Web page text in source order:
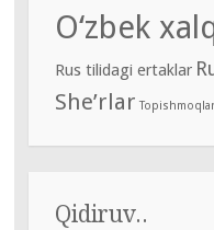
O‘zbek
Rus tilidagi ertaklar
She’rlar Topishmoqlar
Qidiruv..